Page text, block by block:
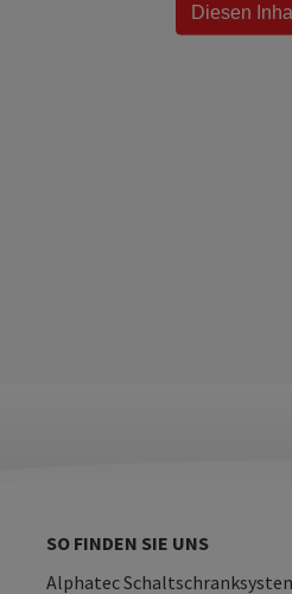
Diesen
SO FINDEN SIE UNS
Alphatec